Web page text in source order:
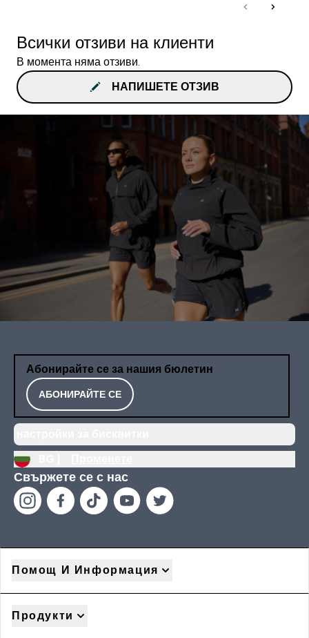
Всички отзиви на клиенти
В момента няма отзиви.
НАПИШЕТЕ ОТЗИВ
Абонирайте се за нашия бюлетин
АБОНИРАЙТЕ СЕ
Свържете се с нас
Помощ И Информация
Продукти